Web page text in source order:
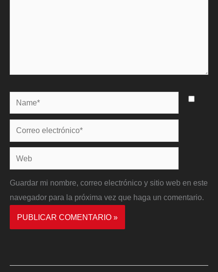
Name*
Correo
electrónico*
Web
Guardar mi nombre, correo electrónico y sitio web en este
navegador para la próxima vez que haga un comentario.